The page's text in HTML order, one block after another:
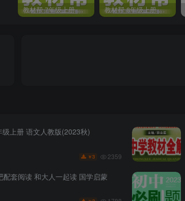
教材帮 7年级上册 语文人教版(2023秋) 教材帮 8年级上册 语文人教版(2023秋)
级上册 语文人教版(2023秋)
￥3 2359
配套阅读 和大人一起读 国学启蒙